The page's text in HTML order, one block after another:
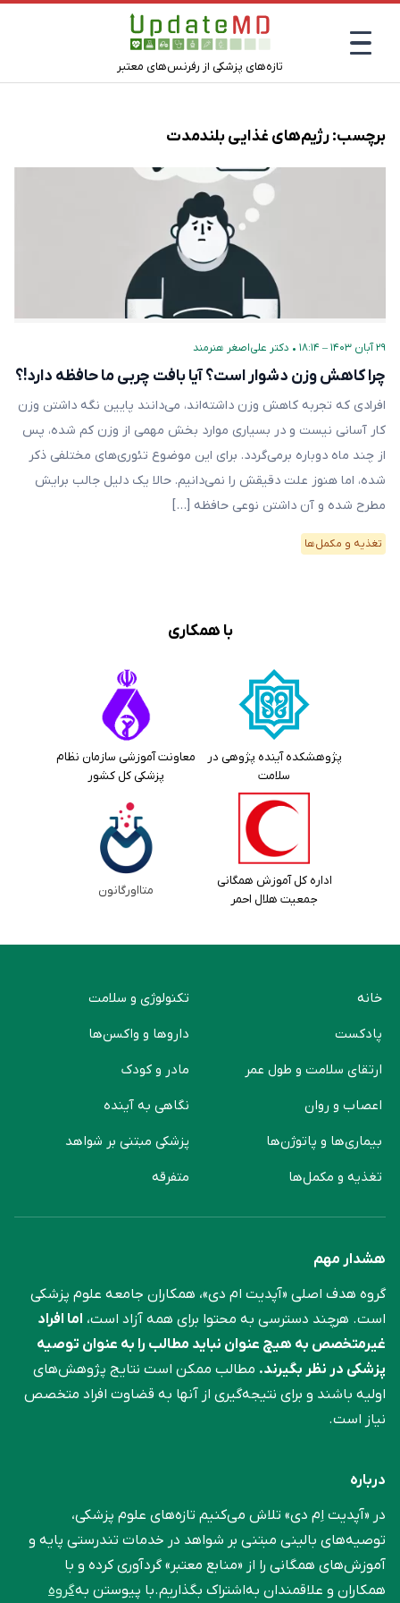
تازه‌های پزشکی از رفرنس‌های معتبر
برچسب:رژیم‌های غذایی بلندمدت
۲۹ آبان ۱۴۰۳ – ۱۸:۱۴ • دکتر علی‌اصغر هنرمند
چرا کاهش وزن دشوار است؟ آیا بافت چربی ما حافظه‌ دارد!؟
افرادی که تجربه کاهش وزن داشته‌اند، می‌دانند پایین نگه داشتن وزن
کار آسانی نیست و در بسیاری موارد بخش مهمی از وزن کم شده، پس
از چند ماه دوباره برمی‌گردد. برای این موضوع تئوری‌های مختلفی ذکر
شده، اما هنوز علت دقیقش را نمی‌دانیم. حالا یک دلیل جالب برایش
مطرح شده و آن داشتن نوعی حافظه […]
تغذیه و مکمل‌ها
با همکاری
پژوهشکده آینده پژوهی در
سلامت
معاونت آموزشی سازمان نظام
پزشکی کل کشور
اداره کل آموزش همگانی
جمعیت هلال احمر
متااورگانون
خانه
پادکست
ارتقای سلامت و طول عمر
اعصاب و روان
بیماری‌ها و پاتوژن‌ها
تغذیه و مکمل‌ها
تکنولوژی و سلامت
دارو‌ها و واکسن‌ها
مادر و کودک
نگاهی به آینده
پزشکی مبتنی بر شواهد
متفرقه
هشدار مهم
گروه هدف اصلی «آپدیت ام دی»، همکاران جامعه علوم ‌پزشکی
است. هرچند دسترسی به محتوا برای همه آزاد است، اما افراد
غیرمتخصص به هیچ عنوان نباید مطالب را به عنوان توصیه
پزشکی در نظر بگیرند. مطالب ممکن است نتایج پژوهش‌های
اولیه باشند و برای نتیجه‌گیری از آنها به قضاوت افراد متخصص
نیاز است.
درباره
در «آپدیت اِم دی» تلاش می‌کنیم تازه‌های علوم پزشکی،
توصیه‌های بالینی مبتنی بر شواهد در خدمات تندرستی پایه و
آموزش‌های همگانی را از «منابع معتبر» گردآوری کرده و با
همکاران و علاقمندان به‌اشتراک بگذاریم.با پیوستن بهگروه